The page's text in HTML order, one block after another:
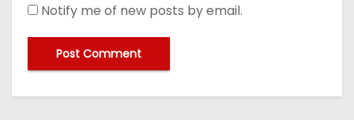
Notify me of new posts by email.